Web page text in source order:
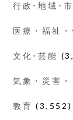
行政･地域･
医療・福祉・
文化･芸能
気象・災害・
教育 (3,552)